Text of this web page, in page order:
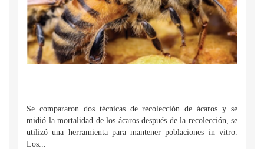
Se compararon dos técnicas de recolección de ácaros y se
midió la mortalidad de los ácaros después de la recolección, se
utilizó una herramienta para mantener poblaciones in vitro.
Los...